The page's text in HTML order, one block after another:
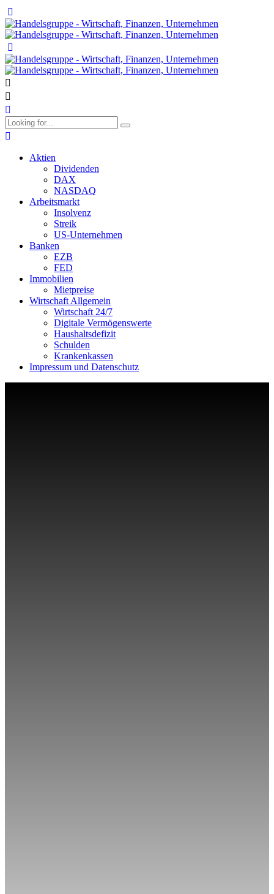
Aktien
Dividenden
DAX
NASDAQ
Arbeitsmarkt
Insolvenz
Streik
US-Unternehmen
Banken
EZB
FED
Immobilien
Mietpreise
Wirtschaft Allgemein
Wirtschaft 24/7
Digitale Vermögenswerte
Haushaltsdefizit
Schulden
Krankenkassen
Impressum und Datenschutz